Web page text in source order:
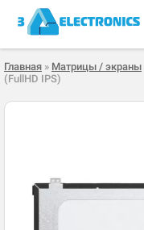
Главная » Матрицы / экраны
(FullHD IPS)